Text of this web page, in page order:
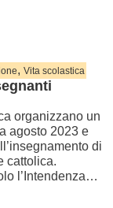
, Vita scolastica
organizzano un
agosto 2023 e
di
cattolica.
l’Intendenza…